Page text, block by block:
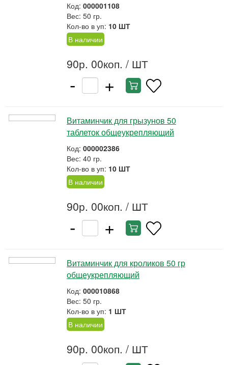
Код: 000001108
Вес: 50 гр.
Кол-во в уп: 10 ШТ
В наличии
90р. 00коп. / ШТ
- +
Витаминчик для грызунов 50
таблеток общеукрепляющий
Код: 000002386
Вес: 40 гр.
Кол-во в уп: 10 ШТ
В наличии
90р. 00коп. / ШТ
- +
Витаминчик для кроликов 50 гр
общеукрепляющий
Код: 000010868
Вес: 50 гр.
Кол-во в уп: 1 ШТ
В наличии
90р. 00коп. / ШТ